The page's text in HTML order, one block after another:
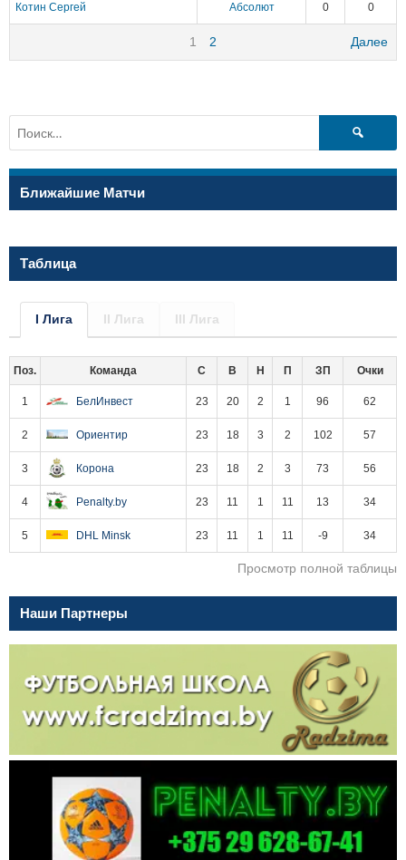
Котин Сергей Абсолют 0 0
1 2 Далее
Найти:
Ближайшие Матчи
Таблица
I Лига II Лига III Лига
Поз. Команда С В Н П ЗП Очки
1 БелИнвест 23 20 2 1 96 62
2 Ориентир 23 18 3 2 102 57
3 Корона 23 18 2 3 73 56
4 Penalty.by 23 11 1 11 13 34
5 DHL Minsk 23 11 1 11 -9 34
Просмотр полной таблицы
Наши Партнеры